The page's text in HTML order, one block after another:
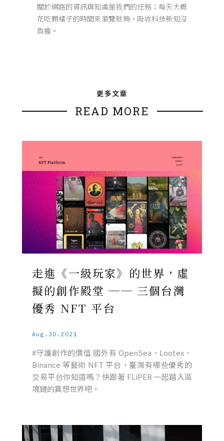
關於網路的資訊與知識是我們的任務；每天大概
花吃顆橘子的時間來瀏覽就夠，吸收科技新知沒
負擔。
更多文章
READ MORE
走進《一級玩家》的世界，虛
擬的創作殿堂 ── 三個台灣
優秀 NFT 平台
Aug.30.2021
#守護創作的價值 國外有 OpenSea、Lootex、
Binance 等藝術 NFT 平台，臺灣有哪些優秀的
交易平台你知道嗎？快跟著 FLiPER 一起踏入區
塊鏈的異想世界吧。